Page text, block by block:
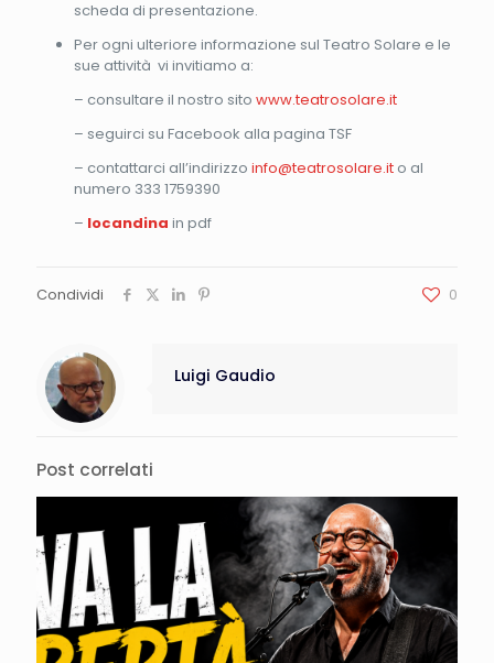
scheda di presentazione.
Per ogni ulteriore informazione sul Teatro Solare e le
sue attività vi invitiamo a:
– consultare il nostro sito www.teatrosolare.it
– seguirci su Facebook alla pagina TSF
– contattarci all’indirizzo info@teatrosolare.ito al
numero 333 1759390
– locandina in pdf
Condividi 0
Luigi Gaudio
Post correlati